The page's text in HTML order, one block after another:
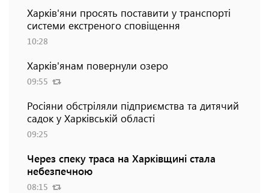
Харків'яни просять поставити у транспорті
системи екстреного сповіщення
10:28
Харків'янам повернули озеро
09:55
Росіяни обстріляли підприємства та дитячий
садок у Харківській області
09:25
Через спеку траса на Харківщині стала
небезпечною
08:15